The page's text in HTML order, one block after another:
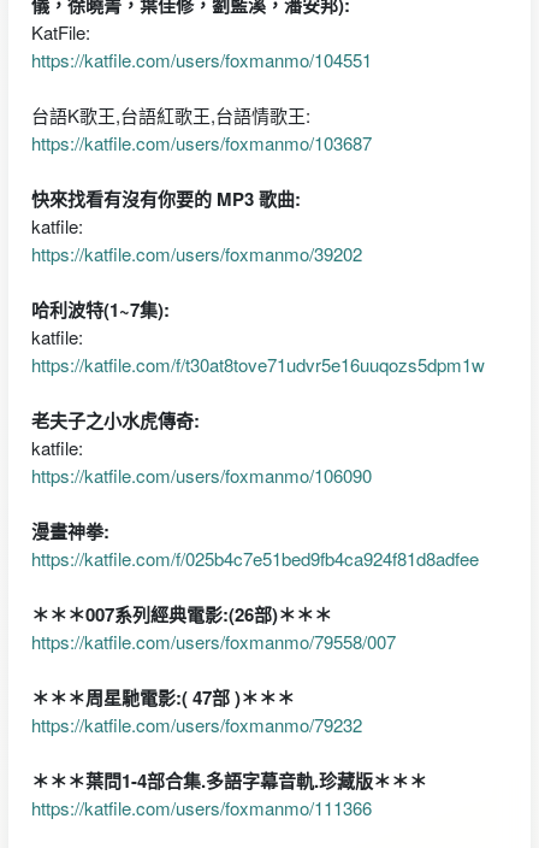
KatFile:
https://katfile.com/users/foxmanmo/104551
台語K歌王,台語紅歌王,台語情歌王:
https://katfile.com/users/foxmanmo/103687
快來找看有沒有你要的 MP3 歌曲:
katfile:
https://katfile.com/users/foxmanmo/39202
哈利波特(1~7集):
katfile:
https://katfile.com/f/t30at8tove71udvr5e16uuqozs5dpm1w
老夫子之小水虎傳奇:
katfile:
https://katfile.com/users/foxmanmo/106090
漫畫神拳:
https://katfile.com/f/025b4c7e51bed9fb4ca924f81d8adfee
＊＊＊007系列經典電影:(26部)＊＊＊
https://katfile.com/users/foxmanmo/79558/007
＊＊＊周星馳電影:( 47部 )＊＊＊
https://katfile.com/users/foxmanmo/79232
＊＊＊葉問1-4部合集.多語字幕音軌.珍藏版＊＊＊
https://katfile.com/users/foxmanmo/111366